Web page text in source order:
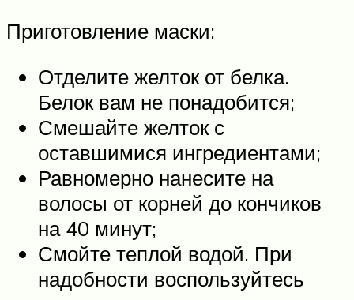
Приготовление маски:
Отделите желток от белка.
Белок вам не понадобится;
Смешайте желток с
оставшимися ингредиентами;
Равномерно нанесите на
волосы от корней до кончиков
на 40 минут;
Смойте теплой водой. При
надобности воспользуйтесь